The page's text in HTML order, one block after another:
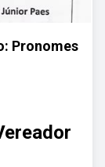
Pronomes